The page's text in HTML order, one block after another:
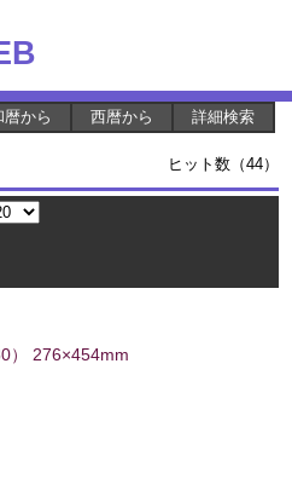
暦から 西暦から 詳細検索
ヒット数（44）
） 276×454mm